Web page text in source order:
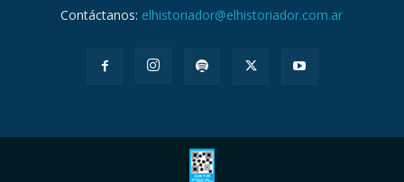
Contáctanos: elhistoriador@elhistoriador.com.ar